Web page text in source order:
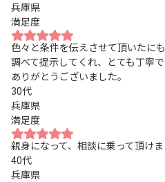
兵庫県
満足度
色々と条件を伝えさせて頂いたに
調べて提示してくれ、とても丁寧で
ありがとうございました。
30代
兵庫県
満足度
親身になって、相談に乗って頂けま
40代
兵庫県